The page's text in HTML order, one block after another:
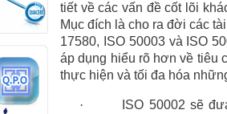
tiết về các vấn đề cốt lõi
Mục đích là cho ra đời các
17580, ISO 50003 và ISO
áp dụng hiểu rõ hơn về tiêu
thực hiện và tối đa hóa
·
ISO 50002 sẽ